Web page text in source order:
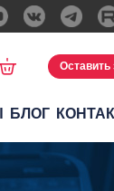
Оставить
БЛОГ